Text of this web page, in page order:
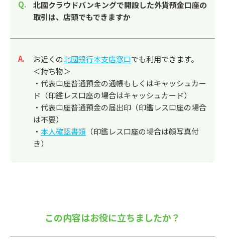
北國クラウドバンキングで開設した外貨預金口座の
取引は、店頭でもできますか
回答
お近くの北國銀行本支店窓口でも利用できます。
＜持ち物＞
・代表口座普通預金の通帳もしくはキャッシュカー
ド（印鑑レス口座の場合はキャッシュカード）
・代表口座普通預金の届出印（印鑑レス口座の場合
は不要）
・ 本人確認書類 （印鑑レス口座の場合は顔写真付
き）
この内容はお役に立ちましたか？